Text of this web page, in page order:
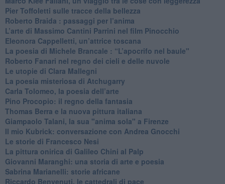
​Pier Toffoletti sulle tracce della bellezza
​Roberto Braida : passaggi per l’anima
​L’arte di Massimo Cantini Parrini nel film Pinocchio
Eleonora Cappelletti, un’attrice toscana
​La poesia di Michele Brancale : “L’apocrifo nel baule"
Roberto Fanari nel regno dei cieli e delle nuvole
Le utopie di Clara Mallegni
​La poesia misteriosa di Atchugarry
Carla Tolomeo, la poesia dell’arte
Pino Procopio: il regno della fantasia
Thomas Berra e la nuova pittura italiana
Giampaolo Talani, la sua "anima sola" a Firenze
Il mio Kubrick: conversazione con Andrea Gnocchi
Le storie di Francesco Nesi
​La pittura onirica di Galileo Chini al Palp
​Giovanni Maranghi: una storia di arte e poesia
Sabrina Marianelli: storie africane
​Riccardo Benvenuti, le cattedrali di pace